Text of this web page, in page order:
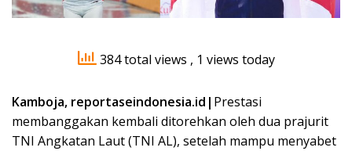
384 total views , 1 views today
Kamboja, reportaseindonesia.id| Prestasi
membanggakan kembali ditorehkan oleh dua prajurit
TNI Angkatan Laut (TNI AL), setelah mampu menyabet